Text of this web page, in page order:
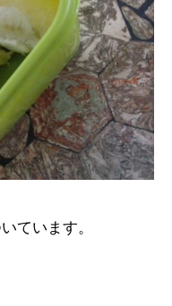
ています。